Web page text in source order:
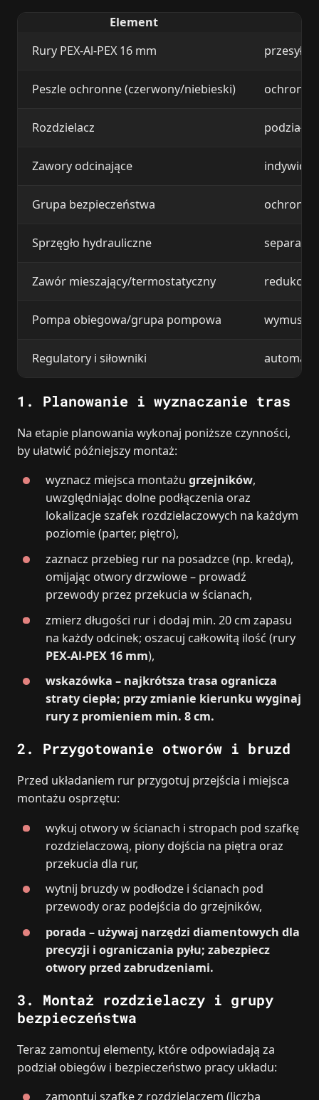
Element
Rury PEX-Al-PEX 16 mm
przesył
Peszle ochronne (czerwony/niebieski) ochrona
Rozdzielacz podział
Zawory odcinające
Grupa bezpieczeństwa ochrona
Sprzęgło hydrauliczne
Zawór mieszający/termostatyczny redukcja
Pompa obiegowa/grupa pompowa
Regulatory i siłowniki
1. Planowanie i wyznaczanie tras
Na etapie planowania wykonaj poniższe czynności,
by ułatwić późniejszy montaż:
wyznacz miejsca montażugrzejników,
uwzględniając dolne podłączenia oraz
lokalizacje szafek rozdzielaczowych na każdym
poziomie (parter, piętro),
zaznacz przebieg rur na posadzce (np. kredą),
omijając otwory drzwiowe – prowadź
przewody przez przekucia w ścianach,
zmierz długości rur i dodaj min. 20 cm zapasu
na każdy odcinek; oszacuj całkowitą ilość (rury
PEX-Al-PEX 16 mm),
wskazówka – najkrótsza trasa ogranicza
straty ciepła; przy zmianie kierunku wyginaj
rury z promieniem min. 8 cm.
2. Przygotowanie otworów i bruzd
Przed układaniem rur przygotuj przejścia i miejsca
montażu osprzętu:
wykuj otwory w ścianach i stropach pod szafkę
rozdzielaczową, piony dojścia na piętra oraz
przekucia dla rur,
wytnij bruzdy w podłodze i ścianach pod
przewody oraz podejścia do grzejników,
porada – używaj narzędzi diamentowych dla
precyzji i ograniczania pyłu; zabezpiecz
otwory przed zabrudzeniami.
3. Montaż rozdzielaczy i grupy
bezpieczeństwa
Teraz zamontuj elementy, które odpowiadają za
podział obiegów i bezpieczeństwo pracy układu:
zamontuj szafkę z rozdzielaczem (liczba